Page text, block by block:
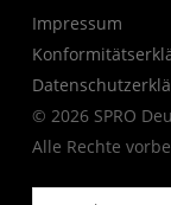
Impressum
© 2026 SPRO
Alle Rechte